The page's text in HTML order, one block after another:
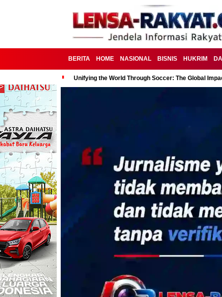
BERITA HOME NASIONAL BISNIS HUKRIM
Unifying the World Through Soccer: The Global